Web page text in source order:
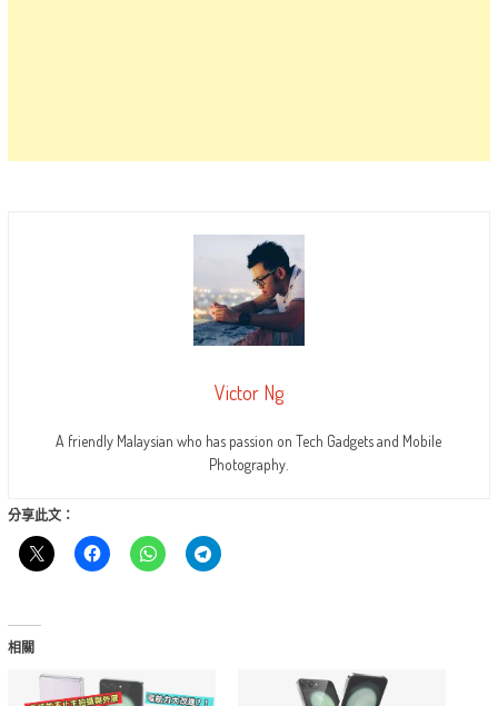
Victor Ng
A friendly Malaysian who has passion on Tech Gadgets and Mobile
Photography.
分享此文：
相關